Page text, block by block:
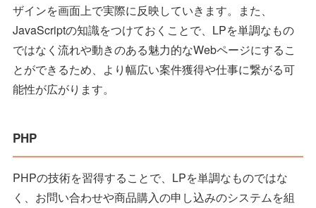
ザインを画面上で実際に反映していきます。また、
JavaScriptの知識をつけておくことで、LPを単調なもの
ではなく流れや動きのある魅力的なWebページにするこ
とができるため、より幅広い案件獲得や仕事に繋がる可
能性が広がります。
PHP
PHPの技術を習得することで、LPを単調なものではな
く、お問い合わせや商品購入の申し込みのシステムを組